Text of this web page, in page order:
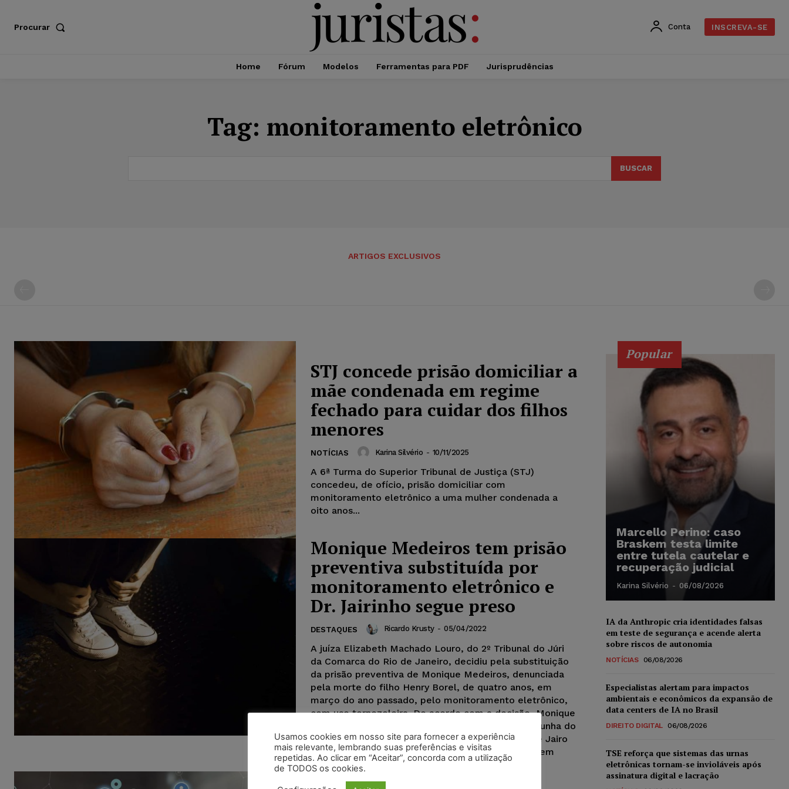
Procurar Conta INSCREVA-SE
Home Fórum Modelos Ferramentas para PDF Jurisprudências
Tag: monitoramento eletrônico
BUSCAR
ARTIGOS EXCLUSIVOS
STJ concede prisão domiciliar a
mãe condenada em regime
fechado para cuidar dos filhos
menores
NOTÍCIAS Karina Silvério - 10/11/2025
A 6ª Turma do Superior Tribunal de Justiça (STJ)
concedeu, de ofício, prisão domiciliar com
monitoramento eletrônico a uma mulher condenada a
oito anos...
Monique Medeiros tem prisão
preventiva substituída por
monitoramento eletrônico e
Dr. Jairinho segue preso
DESTAQUES Ricardo Krusty - 05/04/2022
A juíza Elizabeth Machado Louro, do 2º Tribunal do Júri
da Comarca do Rio de Janeiro, decidiu pela substituição
da prisão preventiva de Monique Medeiros, denunciada
pela morte do filho Henry Borel, de quatro anos, em
março do ano passado, pelo monitoramento eletrônico,
com uso tornozeleira. De acordo com a decisão, Monique
não poderá manter contato com nenhuma testemunha do
caso. A magistrada rejeitou o pedido da defesa de Jairo
Souza Santos Júnior, o Dr. Jairinho, que vai seguir em
prisão preventiva.
Popular
Marcello Perino: caso
Braskem testa limite
entre tutela cautelar e
recuperação judicial
Karina Silvério - 06/08/2026
IA da Anthropic cria identidades falsas
em teste de segurança e acende alerta
sobre riscos de autonomia
NOTÍCIAS 06/08/2026
Especialistas alertam para impactos
ambientais e econômicos da expansão de
data centers de IA no Brasil
DIREITO DIGITAL 06/08/2026
TSE reforça que sistemas das urnas
eletrônicas tornam-se invioláveis após
assinatura digital e lacração
Usamos cookies em nosso site para fornecer a experiência
mais relevante, lembrando suas preferências e visitas
repetidas. Ao clicar em “Aceitar”, concorda com a utilização
de TODOS os cookies.